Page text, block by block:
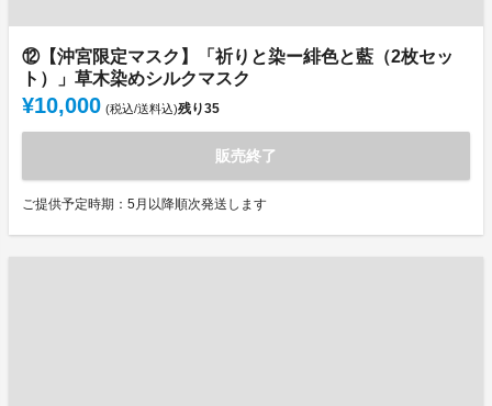
⑫【沖宮限定マスク】「祈りと染ー緋色と藍（2枚セッ
ト）」草木染めシルクマスク
¥10,000 (税込/送料込)残り35
販売終了
ご提供予定時期：5月以降順次発送します